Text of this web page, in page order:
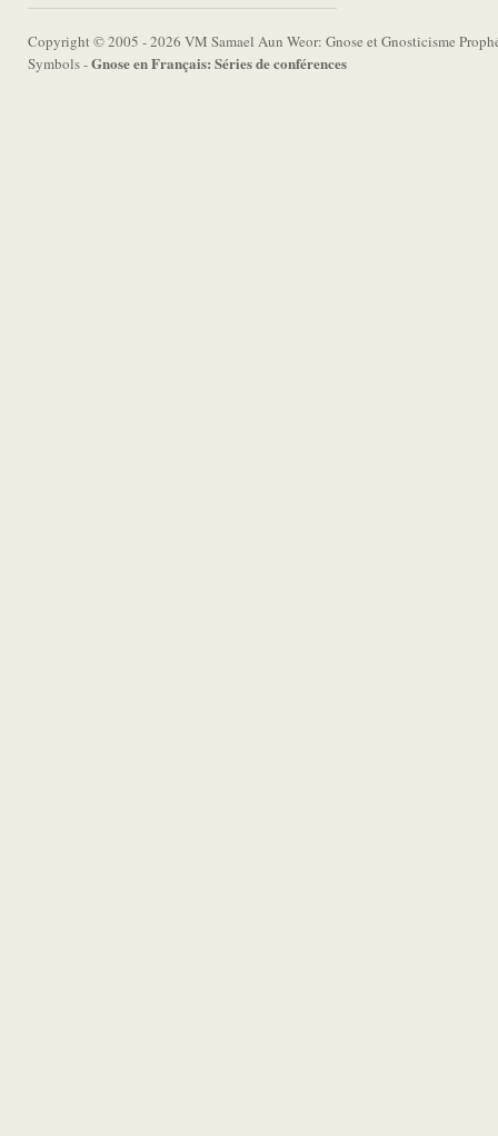
Copyright © 2005 - 2026 VM Samael Aun Weor: Gnose et Gnosticisme
Symbols -Gnose en Français: Séries de conférences